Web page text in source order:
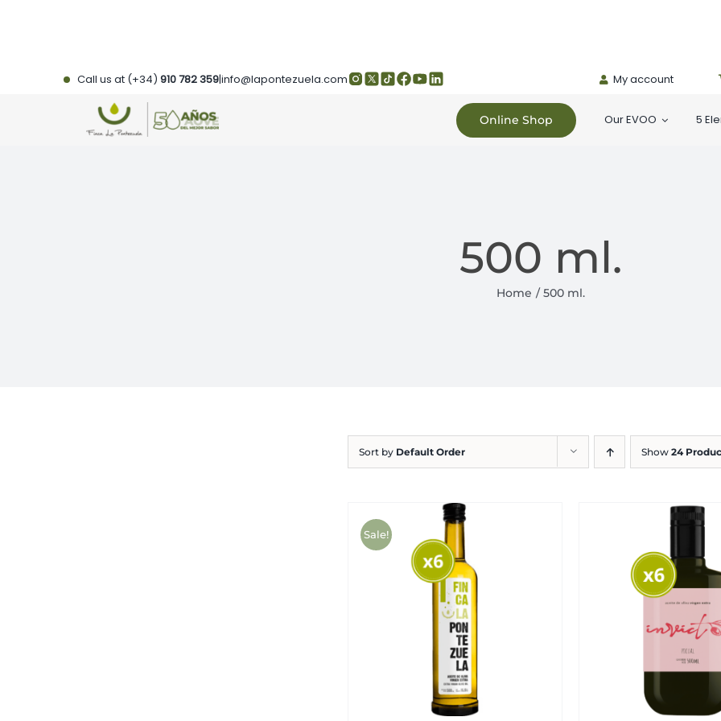
Call us at (+34)910 782 359|info@lapontezuela.com My account
Online Shop Our EVOO 5
500 ml.
Home 500 ml.
Sort by Default Order Show 24
Sale!